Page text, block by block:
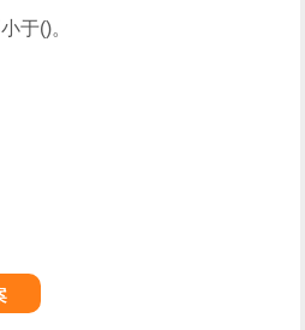
于()。